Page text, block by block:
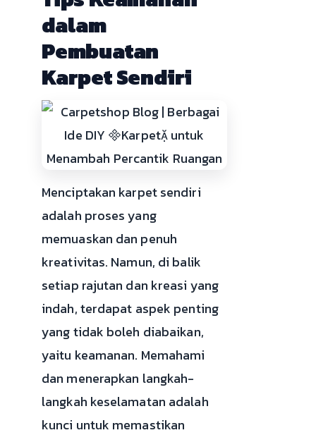
dalam
Pembuatan
Karpet Sendiri
Menciptakan karpet sendiri
adalah proses yang
memuaskan dan penuh
kreativitas. Namun, di balik
setiap rajutan dan kreasi yang
indah, terdapat aspek penting
yang tidak boleh diabaikan,
yaitu keamanan. Memahami
dan menerapkan langkah-
langkah keselamatan adalah
kunci untuk memastikan